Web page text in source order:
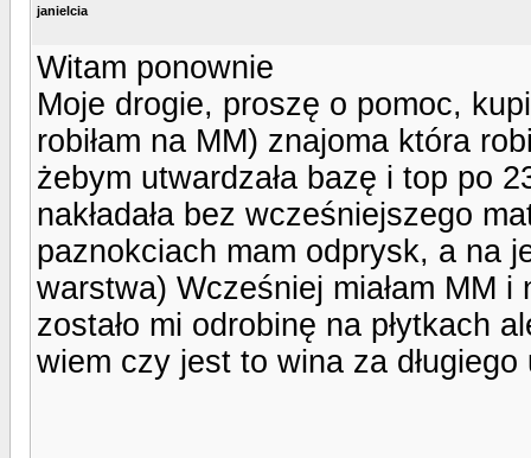
janielcia
Witam ponownie
Moje drogie, proszę o pomoc,
robiłam na MM) znajoma która
żebym utwardzała bazę i top po
nakładała bez wcześniejszego
paznokciach mam odprysk, a na
warstwa) Wcześniej miałam MM i
zostało mi odrobinę na płytkach
wiem czy jest to wina za